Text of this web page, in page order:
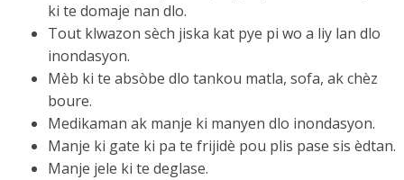
ki te domaje nan dlo.
Tout klwazon sèch jiska kat pye pi wo a liy lan dlo
inondasyon.
Mèb ki te absòbe dlo tankou matla, sofa, ak chèz
boure.
Medikaman ak manje ki manyen dlo inondasyon.
Manje ki gate ki pa te frijidè pou plis pase sis èdtan.
Manje jele ki te deglase.